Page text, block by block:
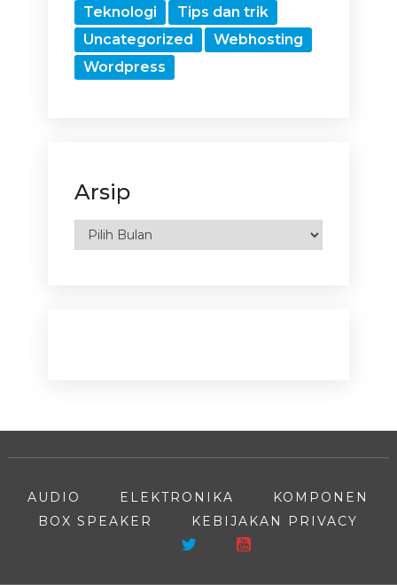
Teknologi
Tips dan trik
Uncategorized
Webhosting
Wordpress
Arsip
Arsip
AUDIO ELEKTRONIKA
KOMPONEN
BOX SPEAKER
KEBIJAKAN PRIVACY